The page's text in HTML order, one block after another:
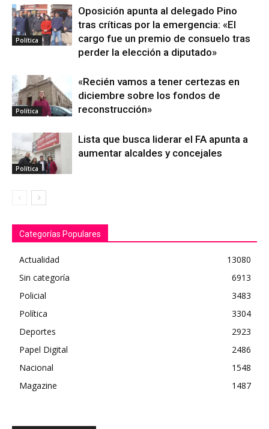
Política
Oposición apunta al delegado Pino
tras críticas por la emergencia: «El
cargo fue un premio de consuelo tras
perder la elección a diputado»
Política
«Recién vamos a tener certezas en
diciembre sobre los fondos de
reconstrucción»
Política
Lista que busca liderar el FA apunta a
aumentar alcaldes y concejales
Categorías Populares
Actualidad
13080
Sin categoría
6913
Policial
3483
Política
3304
Deportes
2923
Papel Digital
2486
Nacional
1548
Magazine
1487